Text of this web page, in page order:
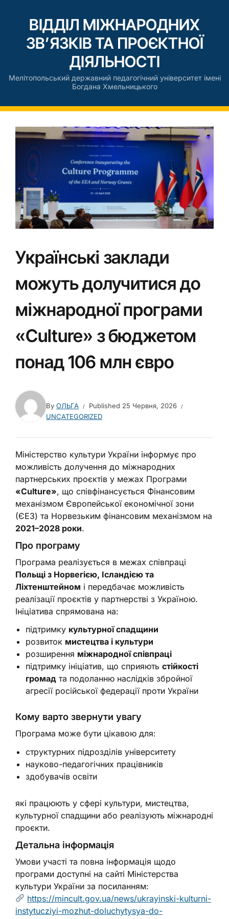
ВІДДІЛ МІЖНАРОДНИХ
ЗВ’ЯЗКІВ ТА ПРОЄКТНОЇ
ДІЯЛЬНОСТІ
Мелітопольський державний педагогічний університет імені
Богдана Хмельницького
Українські заклади
можуть долучитися до
міжнародної програми
«Culture» з бюджетом
понад 106 млн євро
By ОЛЬГА Published 25 Червня, 2026
UNCATEGORIZED
Міністерство культури України інформує про
можливість долучення до міжнародних
партнерських проєктів у межах Програми
«Culture», що співфінансується Фінансовим
механізмом Європейської економічної зони
(ЄЕЗ) та Норвезьким фінансовим механізмом на
2021–2028 роки.
Про програму
Програма реалізується в межах співпраці
Польщі з Норвегією, Ісландією та
Ліхтенштейном і передбачає можливість
реалізації проєктів у партнерстві з Україною.
Ініціатива спрямована на:
підтримку культурної спадщини
розвиток мистецтва і культури
розширення міжнародної співпраці
підтримку ініціатив, що сприяють стійкості
громад та подоланню наслідків збройної
агресії російської федерації проти України
Кому варто звернути увагу
Програма може бути цікавою для:
структурних підрозділів університету
науково-педагогічних працівників
здобувачів освіти
які працюють у сфері культури, мистецтва,
культурної спадщини або реалізують міжнародні
проєкти.
Детальна інформація
Умови участі та повна інформація щодо
програми доступні на сайті Міністерства
культури України за посиланням:
https://mincult.gov.ua/news/ukrayinski-kulturni-
instytucziyi-mozhut-doluchytysya-do-